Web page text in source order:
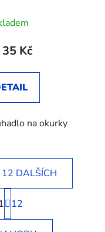
hodnocení
produktu
3,3
z
hvězdiček.
35 Kč
na okurky
O
v
DALŠÍCH
S
t
r
1 12